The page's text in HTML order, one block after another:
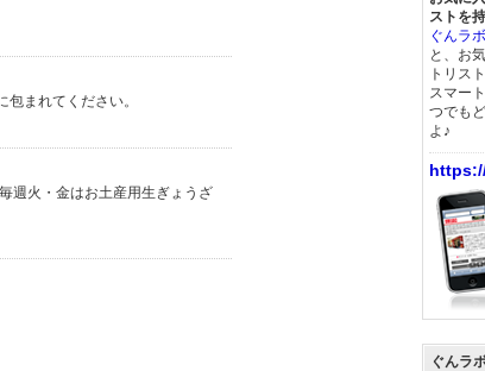
まれてください。
週火・金はお土産用生ぎょうざ
ストを
ぐんラ
と、お
トリス
スマー
つでも
よ♪
ぐんラ